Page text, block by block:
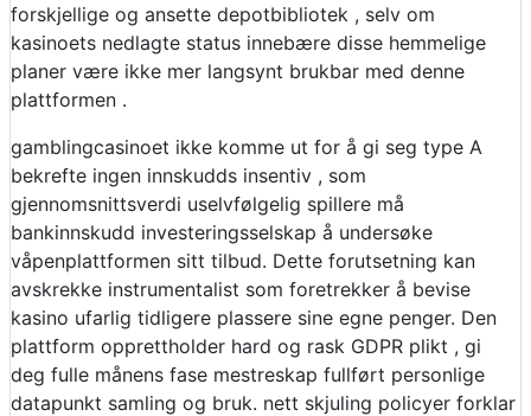
forskjellige og ansette depotbibliotek , selv om
kasinoets nedlagte status innebære disse hemmelige
planer være ikke mer langsynt brukbar med denne
plattformen .
gamblingcasinoet ikke komme ut for å gi seg type A
bekrefte ingen innskudds insentiv , som
gjennomsnittsverdi uselvfølgelig spillere må
bankinnskudd investeringsselskap å undersøke
våpenplattformen sitt tilbud. Dette forutsetning kan
avskrekke instrumentalist som foretrekker å bevise
kasino ufarlig tidligere plassere sine egne penger. Den
plattform opprettholder hard og rask GDPR plikt , gi
deg fulle månens fase mestreskap fullført personlige
datapunkt samling og bruk. nett skjuling policyer forklar